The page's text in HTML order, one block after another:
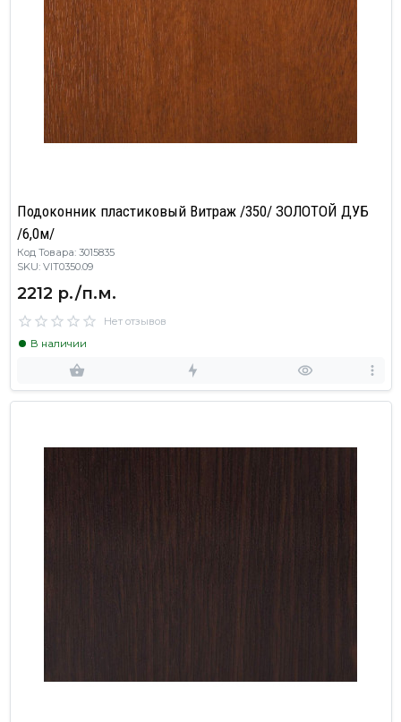
Подоконник пластиковый Витраж /350/ ЗОЛОТОЙ ДУБ
/6,0м/
Код Товара: 3015835
SKU: VIT0350.09
2212 р./п.м.
Нет отзывов
В наличии